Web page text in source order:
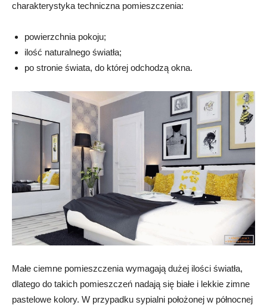
charakterystyka techniczna pomieszczenia:
powierzchnia pokoju;
ilość naturalnego światła;
po stronie świata, do której odchodzą okna.
Małe ciemne pomieszczenia wymagają dużej ilości światła,
dlatego do takich pomieszczeń nadają się białe i lekkie zimne
pastelowe kolory. W przypadku sypialni położonej w północnej